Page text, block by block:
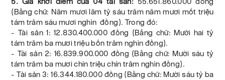
(Bằng chữ: Năm mươi lăm tỷ sáu trăm năm mươi mốt triệu
tám trăm sáu mươi nghìn đồng). Trong đó:
- Tài sản 1: 12.830.400.000 đồng (Bằng chữ: Mười hai tỷ
tám trăm ba mươi triệu bốn trăm nghìn đồng).
- Tài sản 2: 16.839.900.000 đồng (Bằng chữ: Mười sáu tỷ
tám trăm ba mươi chín triệu chín trăm nghìn đồng).
- Tài sản 3: 16.344.180.000 đồng (Bằng chữ: Mười sáu tỷ ba